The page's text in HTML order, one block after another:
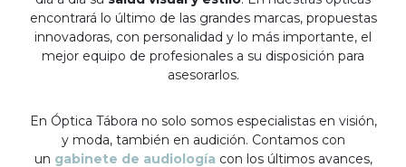
encontrará lo último de las grandes marcas, propuestas
innovadoras, con personalidad y lo más importante, el
mejor equipo de profesionales a su disposición para
asesorarlos.
En Óptica Tábora no solo somos especialistas en visión,
y moda, también en audición. Contamos con
un gabinete de audiología con los últimos avances,